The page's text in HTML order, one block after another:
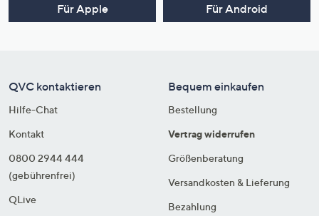
Für Apple Für Android
QVC kontaktieren
Hilfe-Chat
Kontakt
0800 2944 444
(gebührenfrei)
QLive
Bequem einkaufen
Bestellung
Vertrag widerrufen
Größenberatung
Versandkosten & Lieferung
Bezahlung